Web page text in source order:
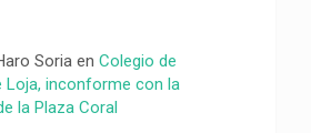
Soria enColegio de
Loja, inconforme con la
la Plaza Coral